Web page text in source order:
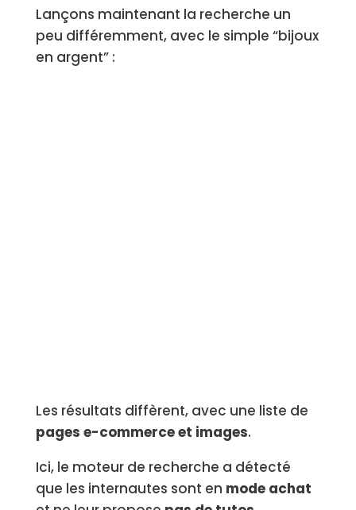
Lançons maintenant la recherche un
peu différemment, avec le simple “bijoux
en argent” :
Les résultats diffèrent, avec une liste de
pages e-commerce et images.
Ici, le moteur de recherche a détecté
que les internautes sont en mode achat